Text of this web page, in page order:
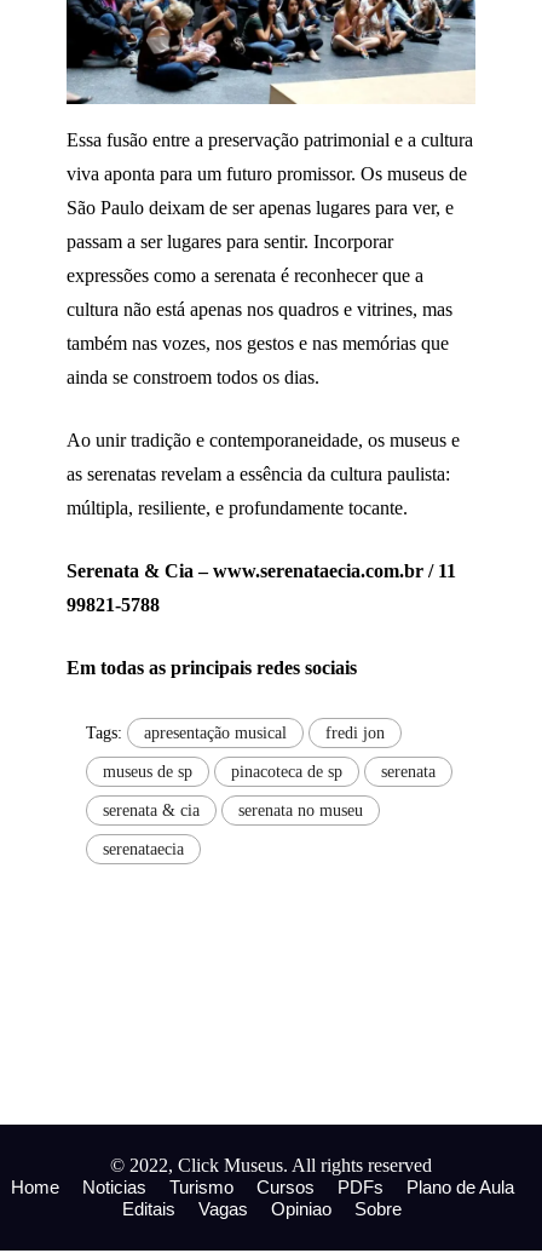
Essa fusão entre a preservação patrimonial e a cultura
viva aponta para um futuro promissor. Os museus de
São Paulo deixam de ser apenas lugares para ver, e
passam a ser lugares para sentir. Incorporar
expressões como a serenata é reconhecer que a
cultura não está apenas nos quadros e vitrines, mas
também nas vozes, nos gestos e nas memórias que
ainda se constroem todos os dias.
Ao unir tradição e contemporaneidade, os museus e
as serenatas revelam a essência da cultura paulista:
múltipla, resiliente, e profundamente tocante.
Serenata & Cia – www.serenataecia.com.br / 11
99821-5788
Em todas as principais redes sociais
Tags: apresentação musical fredi jon
museus de sp pinacoteca de sp serenata
serenata & cia serenata no museu
serenataecia
© 2022, Click Museus. All rights reserved
Home
Noticias Turismo Cursos PDFs
Plano de Aula
Editais
Vagas Opiniao Sobre